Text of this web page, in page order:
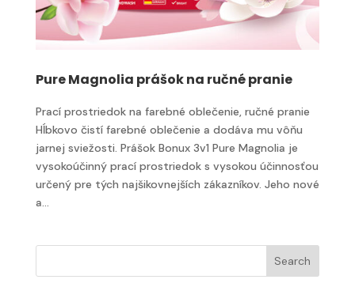
Pure Magnolia prášok na ručné pranie
Prací prostriedok na farebné oblečenie, ručné pranie
Hĺbkovo čistí farebné oblečenie a dodáva mu vôňu
jarnej sviežosti. Prášok Bonux 3v1 Pure Magnolia je
vysokoúčinný prací prostriedok s vysokou účinnosťou
určený pre tých najšikovnejších zákazníkov. Jeho nové
a...
Search